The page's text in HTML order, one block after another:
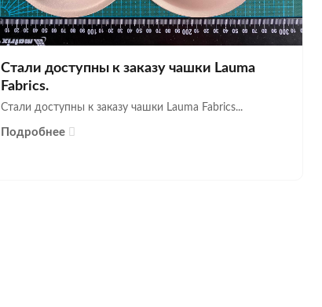
Стали доступны к заказу чашки Lauma
Fabrics.
Стали доступны к заказу чашки Lauma Fabrics...
Подробнее